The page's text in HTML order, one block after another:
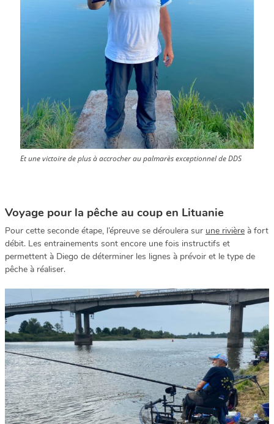
Et une victoire de plus à accrocher au palmarès exceptionnel de DDS
Voyage pour la pêche au coup en Lituanie
Pour cette seconde étape, l’épreuve se déroulera sur une rivière à fort
débit. Les entrainements sont encore une fois instructifs et
permettent à Diego de déterminer les lignes à prévoir et le type de
pêche à réaliser.